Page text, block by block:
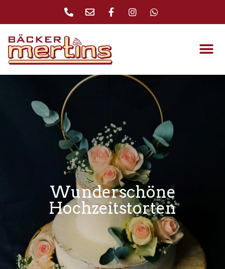
Wunderschöne
Hochzeitstorten